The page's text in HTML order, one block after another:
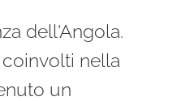
dell'Angola.
nella
un